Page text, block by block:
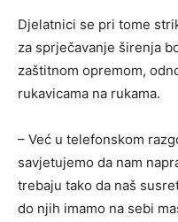
Djelatnici se pri tome
za sprječavanje širenja
zaštitnom opremom,
rukavicama na rukama.
– Već u telefonskom
savjetujemo da nam
trebaju tako da naš
do njih imamo na sebi